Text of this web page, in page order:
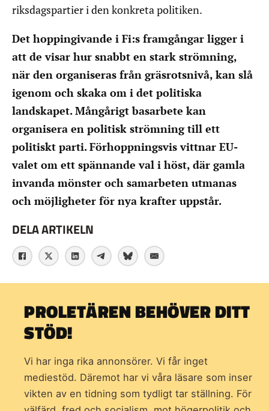
riksdagspartier i den konkreta politiken.
Det hoppingivande i Fi:s framgångar ligger i
att de visar hur snabbt en stark strömning,
när den organiseras från gräsrotsnivå, kan slå
igenom och skaka om i det politiska
landskapet. Mångårigt basarbete kan
organisera en politisk strömning till ett
politiskt parti. Förhoppningsvis vittnar EU-
valet om ett spännande val i höst, där gamla
invanda mönster och samarbeten utmanas
och möjligheter för nya krafter uppstår.
DELA ARTIKELN
PROLETÄREN BEHÖVER DITT
STÖD!
Vi har inga rika annonsörer. Vi får inget
mediestöd. Däremot har vi våra läsare som inser
vikten av en tidning som tydligt tar ställning. För